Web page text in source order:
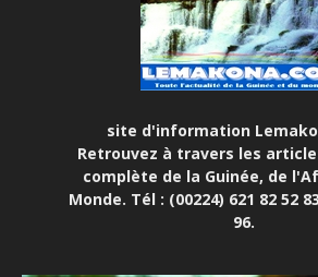
site d'information
Retrouvez à travers les
complète de la Guinée, de
Monde. Tél : (00224) 621 82 52
96.